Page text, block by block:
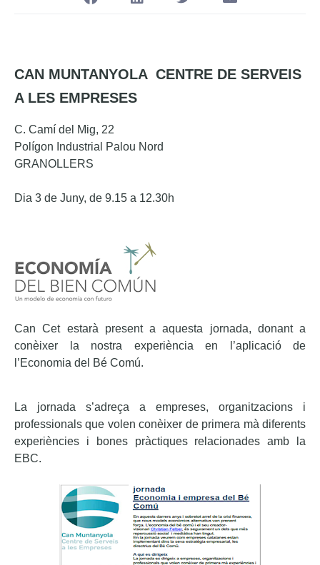
CAN MUNTANYOLA CENTRE DE SERVEIS
A LES EMPRESES
C. Camí del Mig, 22
Polígon Industrial Palou Nord
GRANOLLERS
Dia 3 de Juny, de 9.15 a 12.30h
Can Cet estarà present a aquesta jornada, donant a
conèixer la nostra experiència en l’aplicació de
l’Economia del Bé Comú.
La jornada s’adreça a empreses, organitzacions i
professionals que volen conèixer de primera mà diferents
experiències i bones pràctiques relacionades amb la
EBC.